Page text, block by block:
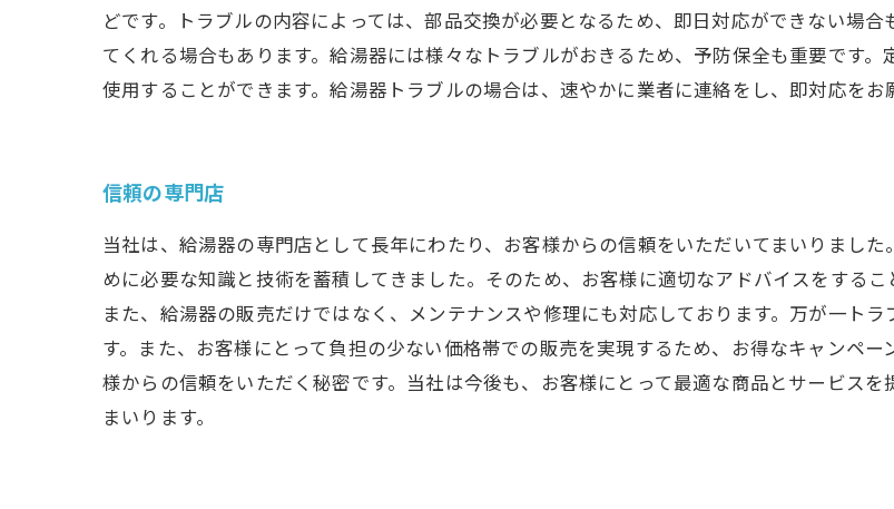
どです。トラブルの内容によっては、部品交換が必要となるため、即日対応ができない場
てくれる場合もあります。給湯器には様々なトラブルがおきるため、予防保全も重要です
使用することができます。給湯器トラブルの場合は、速やかに業者に連絡をし、即対応をお
信頼の専門店
当社は、給湯器の専門店として長年にわたり、お客様からの信頼をいただいてまいりまし
めに必要な知識と技術を蓄積してきました。そのため、お客様に適切なアドバイスをする
また、給湯器の販売だけではなく、メンテナンスや修理にも対応しております。万が一ト
す。また、お客様にとって負担の少ない価格帯での販売を実現するため、お得なキャンペ
様からの信頼をいただく秘密です。当社は今後も、お客様にとって最適な商品とサービス
まいります。